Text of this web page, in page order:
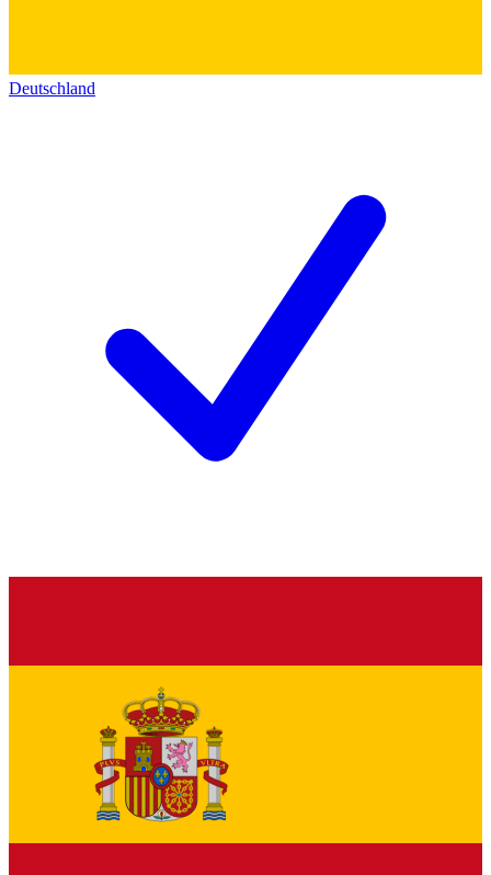
Deutschland